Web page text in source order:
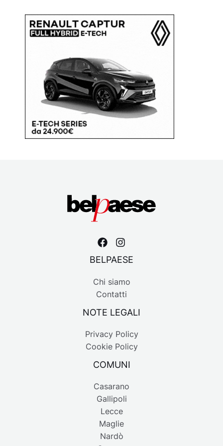
BELPAESE
Chi siamo
Contatti
NOTE LEGALI
Privacy Policy
Cookie Policy
COMUNI
Casarano
Gallipoli
Lecce
Maglie
Nardò